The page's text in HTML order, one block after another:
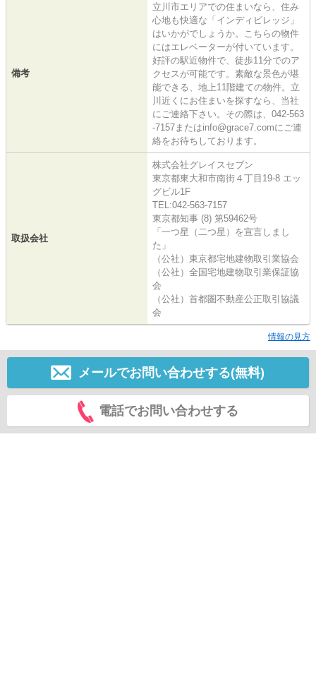
備考
立川市エリアでの住まいなら、住み
心地も快適な「インディビレッジ」
はいかがでしょうか。こちらの物件
にはエレベーターが付いています。
好評の駅近物件で、徒歩11分でのア
クセスが可能です。素敵な景色が堪
能できる、地上11階建ての物件。立
川近くにお住まいを探すなら、当社
にご連絡下さい。その際は、042-563
-7157またはinfo@grace7.comにご連
絡をお待ちしております。
取扱会社
株式会社グレイスセブン
東京都東大和市南街４丁目19-8 エッ
グビル1F
TEL:042-563-7157
東京都知事 (8) 第59462号
「一つ星（二つ星）を宣言しまし
た」
（公社）東京都宅地建物取引業協会
（公社）全国宅地建物取引業保証協
会
（公社）首都圏不動産公正取引協議
会
情報の見方
メールでお問い合わせする(無料)
電話でお問い合わせする